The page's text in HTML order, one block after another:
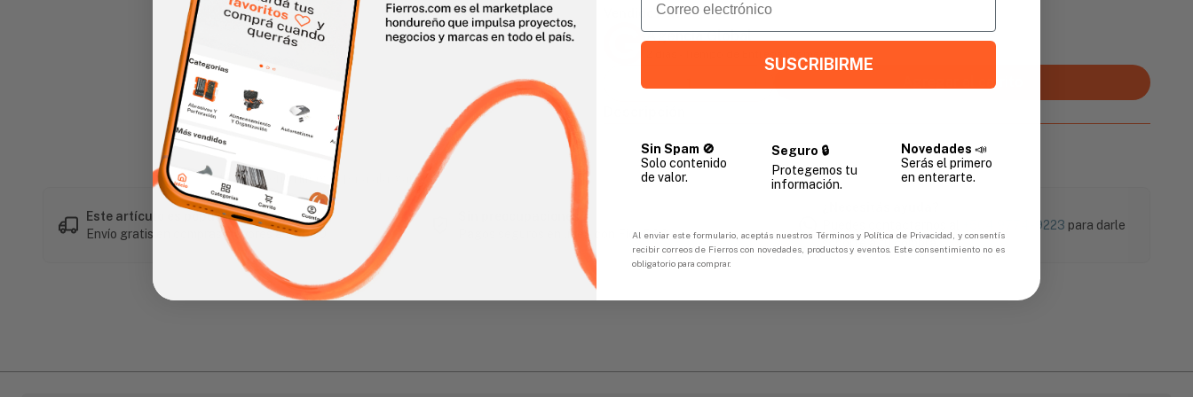
Haz clic en la imagen para alargar
Vendido Por:
Agencia Global
Agregar al carrito
Este artículo es popular
Envío gratis en compras mayores a L 1,500
Sin preocupaciones
Pagos seguros en línea con FicoPOS
+504 9774-9223 para darle
soporte a tu compra.
SUSCRIBIRME
Sin Spam 🚫
Solo contenido
de valor.
Seguro 🔒
Protegemos tu
información.
Novedades📣
Serás el primero
en enterarte.
Al enviar este formulario, aceptás nuestros Términos y Política de Privacidad, y consentís
recibir correos de Fierros con novedades, productos y eventos. Este consentimiento no es
obligatorio para comprar.